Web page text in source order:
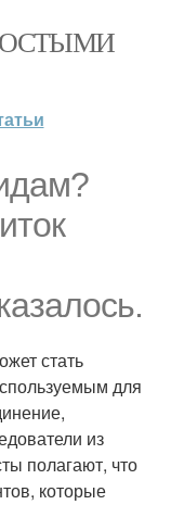
стать
для
из
полагают, что
которые